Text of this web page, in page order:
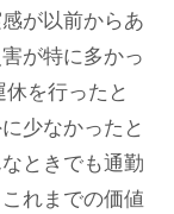
が以前からあ
が特に多かっ
を行ったと
少なかったと
ときでも通勤
れまでの価値